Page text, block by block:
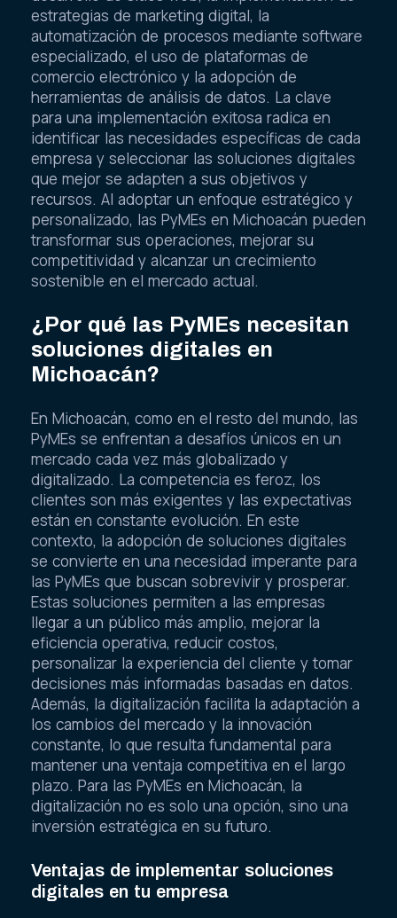
estrategias de marketing digital, la
automatización de procesos mediante software
especializado, el uso de plataformas de
comercio electrónico y la adopción de
herramientas de análisis de datos. La clave
para una implementación exitosa radica en
identificar las necesidades específicas de cada
empresa y seleccionar las soluciones digitales
que mejor se adapten a sus objetivos y
recursos. Al adoptar un enfoque estratégico y
personalizado, las PyMEs en Michoacán pueden
transformar sus operaciones, mejorar su
competitividad y alcanzar un crecimiento
sostenible en el mercado actual.
¿Por qué las PyMEs necesitan
soluciones digitales en
Michoacán?
En Michoacán, como en el resto del mundo, las
PyMEs se enfrentan a desafíos únicos en un
mercado cada vez más globalizado y
digitalizado. La competencia es feroz, los
clientes son más exigentes y las expectativas
están en constante evolución. En este
contexto, la adopción de soluciones digitales
se convierte en una necesidad imperante para
las PyMEs que buscan sobrevivir y prosperar.
Estas soluciones permiten a las empresas
llegar a un público más amplio, mejorar la
eficiencia operativa, reducir costos,
personalizar la experiencia del cliente y tomar
decisiones más informadas basadas en datos.
Además, la digitalización facilita la adaptación a
los cambios del mercado y la innovación
constante, lo que resulta fundamental para
mantener una ventaja competitiva en el largo
plazo. Para las PyMEs en Michoacán, la
digitalización no es solo una opción, sino una
inversión estratégica en su futuro.
Ventajas de implementar soluciones
digitales en tu empresa